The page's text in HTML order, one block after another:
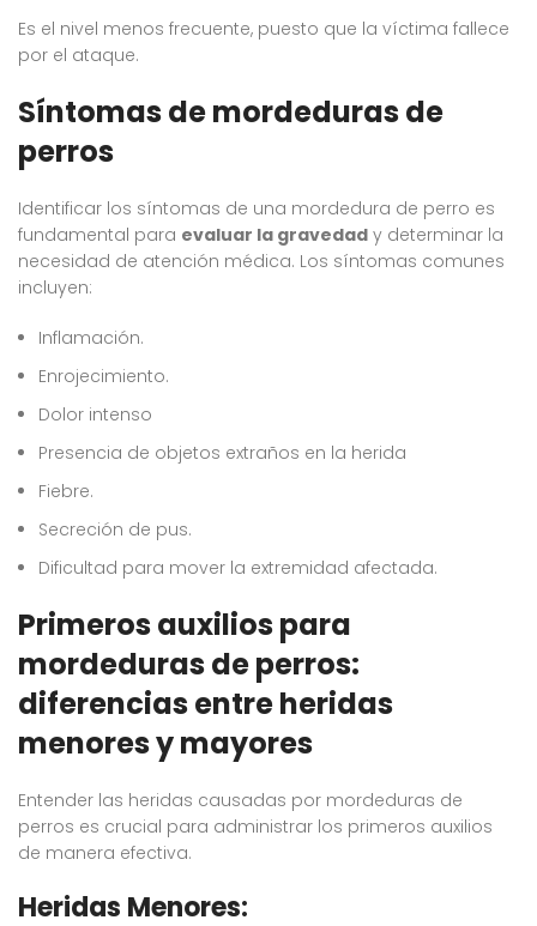
Es el nivel menos frecuente, puesto que la víctima fallece
por el ataque.
Síntomas de mordeduras de
perros
Identificar los síntomas de una mordedura de perro es
fundamental para evaluar la gravedad y determinar la
necesidad de atención médica. Los síntomas comunes
incluyen:
Inflamación.
Enrojecimiento.
Dolor intenso
Presencia de objetos extraños en la herida
Fiebre.
Secreción de pus.
Dificultad para mover la extremidad afectada.
Primeros auxilios para
mordeduras de perros:
diferencias entre heridas
menores y mayores
Entender las heridas causadas por mordeduras de
perros es crucial para administrar los primeros auxilios
de manera efectiva.
Heridas Menores: